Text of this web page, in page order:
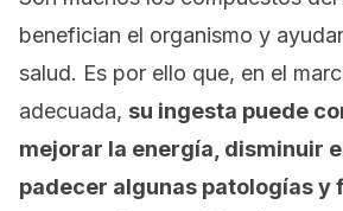
benefician el organismo y
salud. Es por ello que, en el
adecuada, su ingesta puede
mejorar la energía, disminuir
padecer algunas patologías y